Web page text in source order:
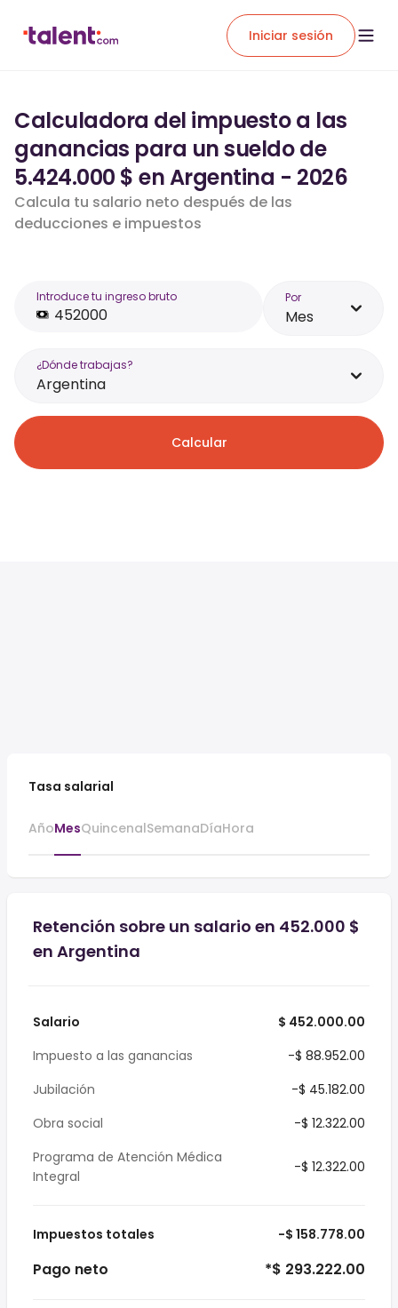
Iniciar sesión
Calculadora del impuesto a las
ganancias para un sueldo de
5.424.000 $ en Argentina - 2026
Calcula tu salario neto después de las
deducciones e impuestos
Introduce tu ingreso bruto Por
Mes
¿Dónde trabajas?
Argentina
Calcular
Tasa salarial
AñoMesQuincenalSemanaDíaHora
Retención sobre un salario en 452.000 $
en Argentina
Salario
$ 452.000.00
Impuesto a las ganancias
-$ 88.952.00
Jubilación
-$ 45.182.00
Obra social
-$ 12.322.00
Programa de Atención Médica
Integral
-$ 12.322.00
Impuestos totales -$ 158.778.00
Pago neto *$ 293.222.00